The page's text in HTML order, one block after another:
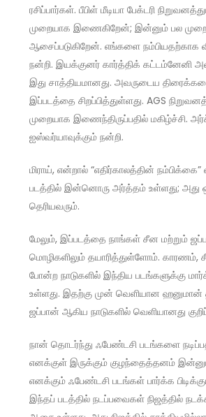
ரசிப்பார்கள். பீபிள் மீடியா பேக்டரி
முறையாக இணைகிறேன்; இன்னும் பல
ஆசைப்படுகிறேன். எங்களை நம்பியதற்காக
நன்றி. இயக்குனர் கார்த்திக் கட்டம்னேனி
இது சாத்தியமானது. அவருடைய
இப்படத்தை சிறப்பித்துள்ளது. AGS
முறையாக இணைந்திருப்பதில் மகிழ்ச்சி.
ஐஸ்வர்யாவுக்கும் நன்றி.
மிராய், என்றால் “எதிர்காலத்தின்
படத்தில் இன்னொரு அர்த்தம் உள்ளது; அது
தெரியவரும்.
மேலும், இப்படத்தை நாங்கள் சீன மற்றும்
மொழிகளிலும் தயாரித்துள்ளோம். காரணம்,
போன்ற நாடுகளில் இந்திய படங்களுக்கு
உள்ளது. இதற்கு முன் வெளியான ஹனுமான்
ஜப்பான் ஆகிய நாடுகளில் வெளியானது
நான் தொடர்ந்து ஃபேண்டசி படங்களை
எனக்குள் இருக்கும் குழந்தைத்தனம்
எனக்கும் ஃபேண்டசி படங்கள் பார்க்க
இந்தப் படத்தில் நடப்பவைகள் நிஜத்தில்